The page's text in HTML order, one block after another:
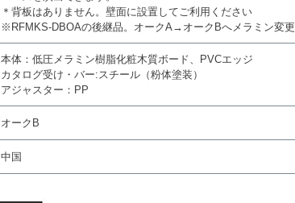
＊背板はありません。壁面に設置してご利用ください
※RFMKS-DBOAの後継品。オークA→オークBへメラミン変更
本体：低圧メラミン樹脂化粧木質ボード、PVCエッジ
カタログ受け・バー:スチール（粉体塗装）
アジャスター：PP
オークB
中国